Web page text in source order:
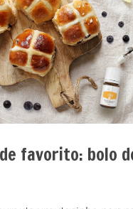
favorito: bolo